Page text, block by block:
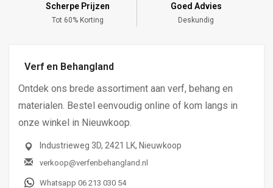
Scherpe Prijzen
Tot 60% Korting
Goed Advies
Deskundig
Verf en Behangland
Ontdek ons brede assortiment aan verf, behang en
materialen. Bestel eenvoudig online of kom langs in
onze winkel in Nieuwkoop.
Industrieweg 3D, 2421 LK, Nieuwkoop
verkoop@verfenbehangland.nl
Whatsapp 06 213 030 54